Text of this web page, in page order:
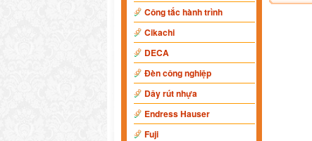
Công tắc hành trình
Cikachi
DECA
Đèn công nghiệp
Dây rút nhựa
Endress Hauser
Fuji